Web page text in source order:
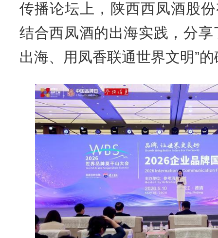
传播论坛上，陕西西凤酒股
结合西凤酒的出海实践，分
出海、用凤香联通世界文明”